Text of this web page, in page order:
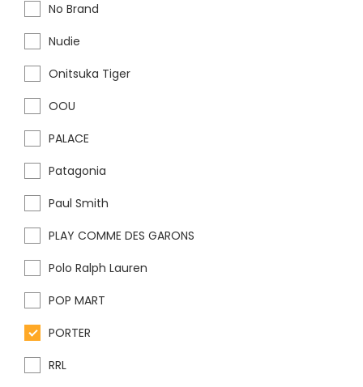
No Brand
Nudie
Onitsuka Tiger
OOU
PALACE
Patagonia
Paul Smith
PLAY COMME DES GARONS
Polo Ralph Lauren
POP MART
PORTER
RRL